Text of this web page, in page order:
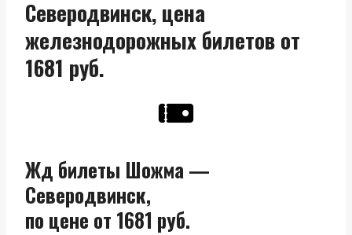
Северодвинск, цена
железнодорожных билетов от
1681 руб.
Жд билеты Шожма —
Северодвинск,
по цене от 1681 руб.